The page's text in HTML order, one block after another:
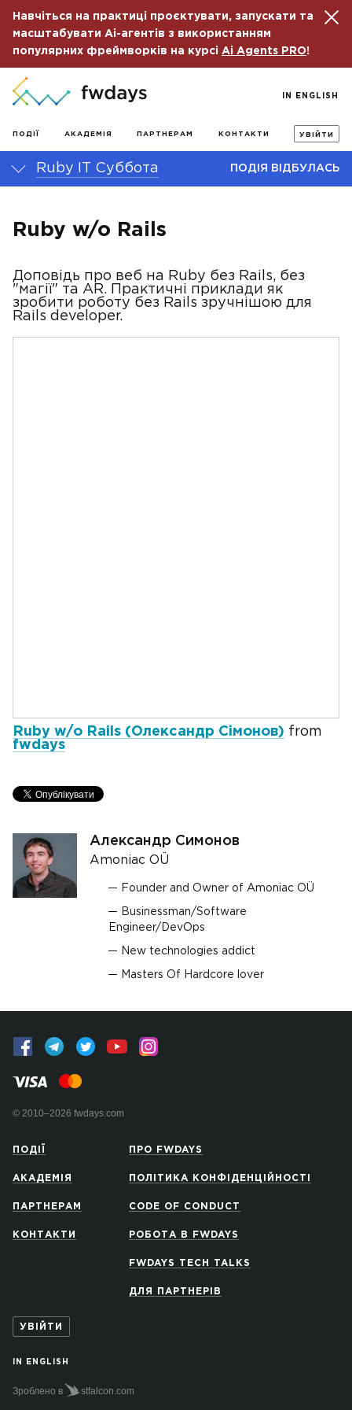
Навчіться на практиці проєктувати, запускати та
масштабувати Ai-агентів з використанням
популярних фреймворків на курсі Ai Agents PRO!
ПОДІЇ АКАДЕМІЯ ПАРТНЕРАМ КОНТАКТИ УВІЙТИ
IN ENGLISH
Ruby IT Суббота ПОДІЯ ВІДБУЛАСЬ
Ruby w/o Rails
Доповідь про веб на Ruby без Rails, без
"магії" та AR. Практичні приклади як
зробити роботу без Rails зручнішою для
Rails developer.
Ruby w/o Rails (Олександр Сімонов) from
fwdays
Александр Симонов
Amoniac OÜ
Founder and Owner of Amoniac OÜ
Businessman/Software
Engineer/DevOps
New technologies addict
Masters Of Hardcore lover
© 2010–2026 fwdays.com
ПОДІЇ
АКАДЕМІЯ
ПАРТНЕРАМ
КОНТАКТИ
ПРО FWDAYS
ПОЛІТИКА КОНФІДЕНЦІЙНОСТІ
CODE OF CONDUCT
РОБОТА В FWDAYS
FWDAYS TECH TALKS
ДЛЯ ПАРТНЕРІВ
УВІЙТИ
IN ENGLISH
Зроблено в stfalcon.com